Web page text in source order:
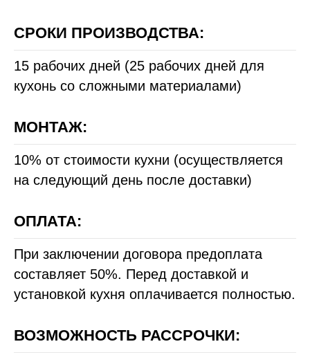
СРОКИ ПРОИЗВОДСТВА:
15 рабочих дней (25 рабочих дней для
кухонь со сложными материалами)
МОНТАЖ:
10% от стоимости кухни (осуществляется
на следующий день после доставки)
ОПЛАТА:
При заключении договора предоплата
составляет 50%. Перед доставкой и
установкой кухня оплачивается полностью.
ВОЗМОЖНОСТЬ РАССРОЧКИ: